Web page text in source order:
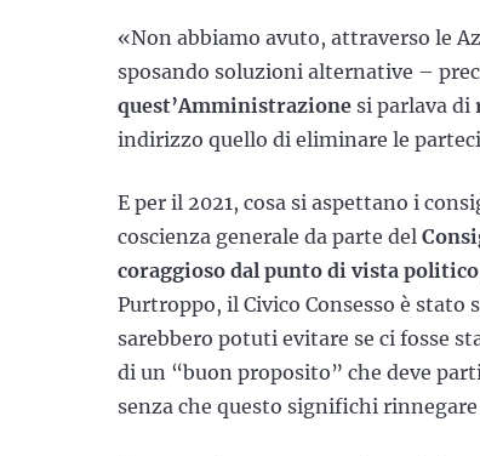
«Non abbiamo avuto, attraverso le
sposando soluzioni alternative –
quest’Amministrazione si parlava di
indirizzo quello di eliminare le
E per il 2021, cosa si aspettano i
coscienza generale da parte del
coraggioso dal punto di vista politico
Purtroppo, il Civico Consesso è stato
sarebbero potuti evitare se ci fosse
di un “buon proposito” che deve
senza che questo significhi